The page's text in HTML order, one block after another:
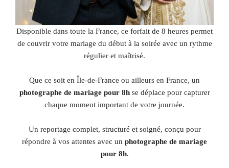
Disponible dans toute la France, ce forfait de 8 heures permet
de couvrir votre mariage du début à la soirée avec un rythme
régulier et maîtrisé.
Que ce soit en Île-de-France ou ailleurs en France, un
photographe de mariage pour 8hse déplace pour capturer
chaque moment important de votre journée.
Un reportage complet, structuré et soigné, conçu pour
répondre à vos attentes avec un photographe de mariage
pour 8h.